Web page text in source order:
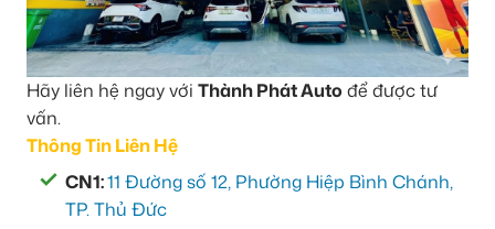
Hãy liên hệ ngay với Thành Phát Auto để được tư
vấn.
Thông Tin Liên Hệ
CN1:11 Đường số 12, Phường Hiệp Bình Chánh,
TP. Thủ Đức